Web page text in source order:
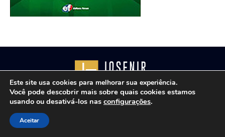
Copyright © 2021 - Josenir Teixeira Advocacia. Todos os
direitos reservados. Site desenvolvido por
Este site usa cookies para melhorar sua experiência.
Você pode descobrir mais sobre quais cookies estamos
usando ou desativá-los nas configurações.
Aceitar